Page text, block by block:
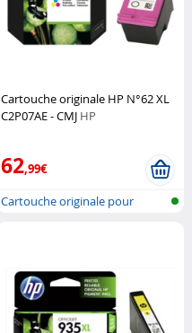
Cartouche originale HP N°62 XL
C2P07AE - CMJ HP
62,99€
Cartouche originale pour